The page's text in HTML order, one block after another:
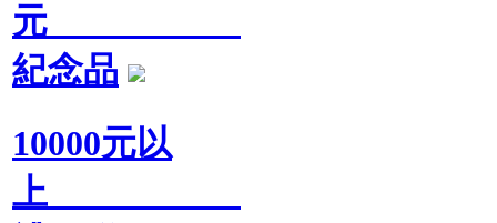
元
紀念品
10000元以
上